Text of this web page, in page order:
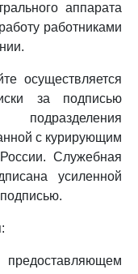
аппарата
работниками
осуществляется
за подписью
с курирующим
Служебная
усиленной